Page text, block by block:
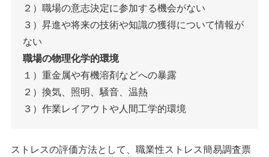
２）職場の意志決定に参加する機会がない
３）昇進や将来の技術や知識の獲得について情報が
ない
職場の物理化学的環境
１）重金属や有機溶剤などへの暴露
２）換気、照明、騒音、温熱
３）作業レイアウトや人間工学的環境
ストレスの評価方法として、職業性ストレス簡易調査票